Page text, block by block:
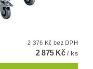
2 376 Kč bez DPH
2 875 Kč/ ks